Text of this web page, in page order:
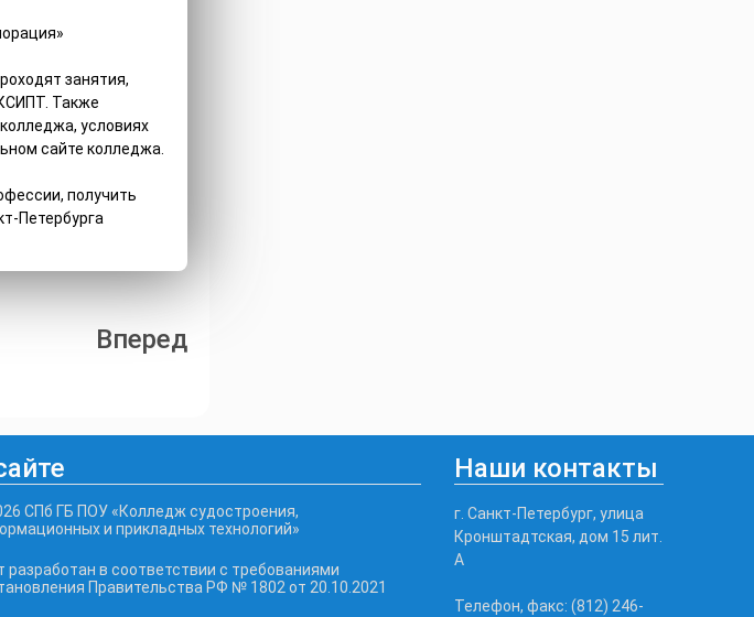
занятия,
Также
условиях
сайте колледжа.
получить
Петербурга
Вперед
СПб ГБ ПОУ «Колледж судостроения,
и прикладных технологий»
разработан в соответствии с требованиями
Правительства РФ № 1802 от 20.10.2021
Наши контакты
г. Санкт-Петербург, улица
Кронштадтская, дом 15 лит.
А
Телефон, факс: (812) 246-